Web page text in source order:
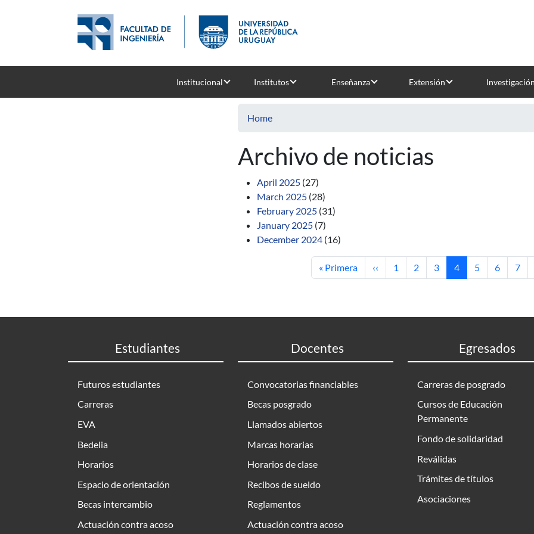
Institucional Institutos Enseñanza Extensión Investigación
Home
Archivo de noticias
April 2025 (27)
March 2025 (28)
February 2025 (31)
January 2025 (7)
December 2024 (16)
First page
« Primera Previous page
‹‹ Page
1 Page
2 Page
3 Current page
4 Page
5 Page
6 Page
7
Estudiantes
Futuros estudiantes
Carreras
EVA
Bedelia
Horarios
Espacio de orientación
Becas intercambio
Actuación contra acoso
Docentes
Convocatorias financiables
Becas posgrado
Llamados abiertos
Marcas horarias
Horarios de clase
Recibos de sueldo
Reglamentos
Actuación contra acoso
Egresados
Carreras de posgrado
Cursos de Educación
Permanente
Fondo de solidaridad
Reválidas
Trámites de títulos
Asociaciones